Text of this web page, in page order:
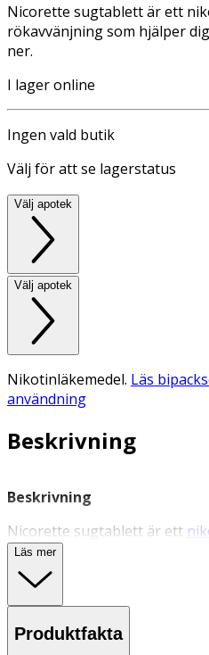
Nicorette sugtablett är ett
rökavvänjning som hjälper
ner.
I lager online
Ingen vald butik
Välj för att se lagerstatus
Välj apotek
Välj apotek
Nikotinläkemedel. Läs
användning
Beskrivning
Beskrivning
Nicorette sugtablett är ett
vill sluta röka och bli rök och
nikotinläkemedel. Nicorette
att lindra röksug,
såsom ångest, irritation och
Nicorette sugtabletter finns i
Läs mer
Produktfakta